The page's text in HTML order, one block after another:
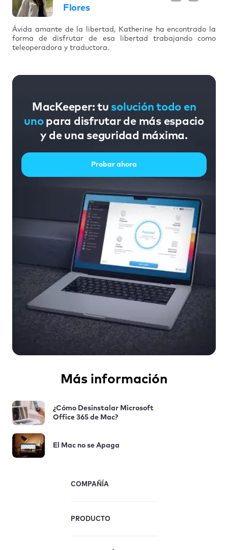
Flores
Ávida amante de la libertad, Katherine ha encontrado la
forma de disfrutar de esa libertad trabajando como
teleoperadora y traductora.
MacKeeper: tu solución todo en
unopara disfrutar de más espacio
y de una seguridad máxima.
Probar ahora
Más información
¿Cómo Desinstalar Microsoft
Office 365 de Mac?
El Mac no se Apaga
COMPAÑÍA
PRODUCTO